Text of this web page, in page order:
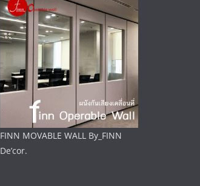
FINN MOVABLE WALL By_FINN
De’cor.